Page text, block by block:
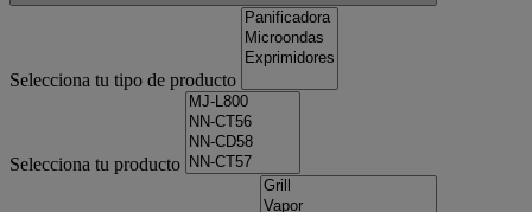
Selecciona tu tipo de producto
Selecciona tu producto